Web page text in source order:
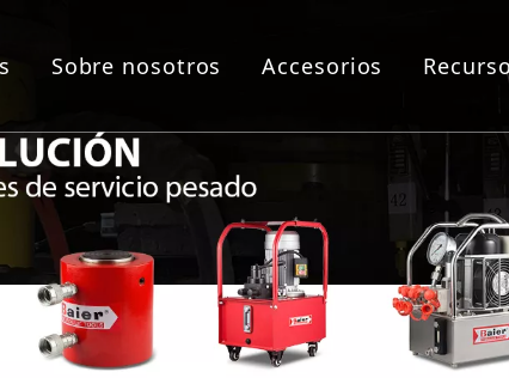
de empernado
hidráulica
de brida
Sobre nosotros Accesorios